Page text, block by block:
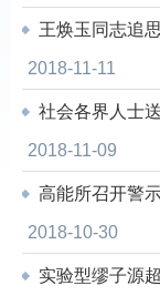
王焕玉同志追
2018-11-11
社会各界人士
2018-11-09
高能所召开警
2018-10-30
实验型缪子源